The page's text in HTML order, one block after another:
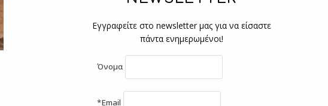
Εγγραφείτε στο newsletter μας για να είσαστε
πάντα ενημερωμένοι!
Όνομα
*Email